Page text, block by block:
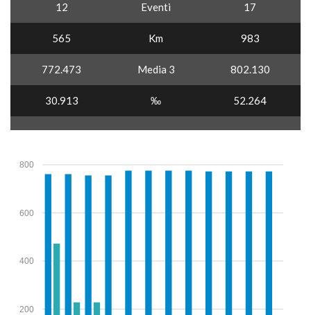
12 Eventi 17
565 Km 983
772.473 Media 3 802.130
30.913 ‰ 52.264
200
400
600
800